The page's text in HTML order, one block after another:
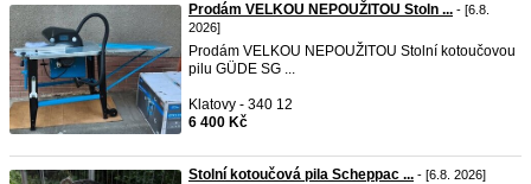
Prodám VELKOU NEPOUŽITOU Stoln ... - [6.8.
2026]
Prodám VELKOU NEPOUŽITOU Stolní kotoučovou
pilu GÜDE SG ...
Klatovy - 340 12
6 400 Kč
Stolní kotoučová pila Scheppac ... - [6.8. 2026]